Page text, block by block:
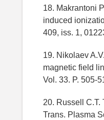
18. Makrantoni
induced
409, iss. 1,
19. Nikolaev
magnetic field
Vol. 33. P. 505-
20. Russell C.T.
Trans. Plasma